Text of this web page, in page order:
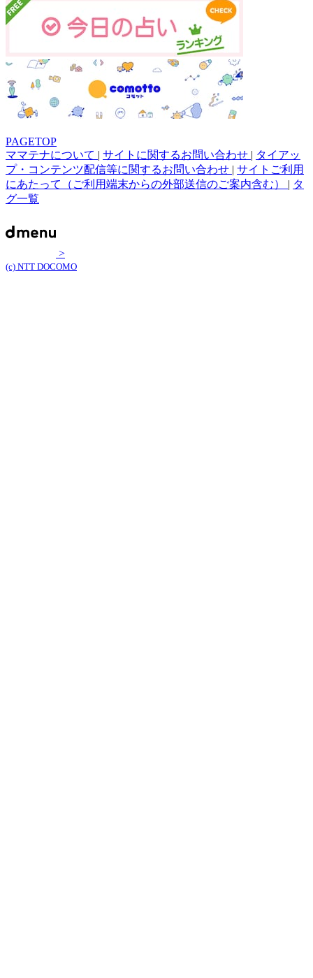
PAGETOP
ママテナについて | サイトに関するお問い合わせ | タイアッ
プ・コンテンツ配信等に関するお問い合わせ | サイトご利用
にあたって（ご利用端末からの外部送信のご案内含む） | タ
グ一覧
>
(c) NTT DOCOMO